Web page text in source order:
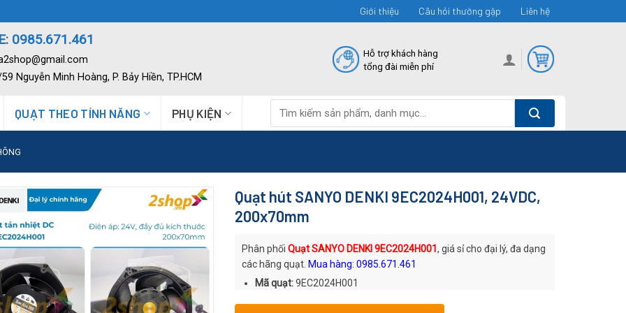
Giới thiệu Câu hỏi thường gặp Liên hệ
0985.671.461
Nguyễn Minh Hoàng, P. Bảy Hiền, TP.HCM
Hỗ trợ khách hàng
tổng đài miễn phí
QUẠT THEO TÍNH NĂNG PHỤ KIỆN
kiếm:
Quạt hút SANYO DENKI 9EC2024H001, 24VDC,
200x70mm
Phân phốiQuạt SANYO DENKI 9EC2024H001, giá sỉ cho đại lý, đa dạng
các hãng quạt. Mua hàng: 0985.671.461
Mã quạt:9EC2024H001
Thương hiệu: Quạt DC SANYO DENKI